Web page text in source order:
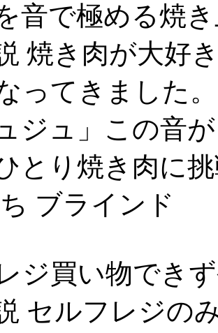
音で極める焼
焼き肉が大好
ってきました
ジュ」この音
とり焼き肉に
ブラインド
ジ買い物でき
セルフレジの